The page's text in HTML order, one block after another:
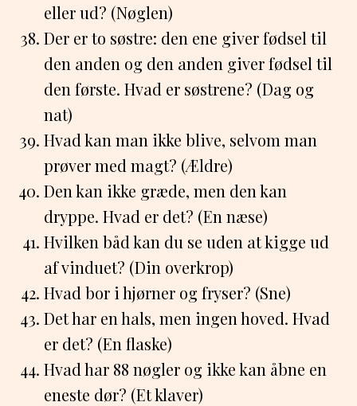
eller ud? (Nøglen)
Der er to søstre: den ene giver fødsel til
den anden og den anden giver fødsel til
den første. Hvad er søstrene? (Dag og
nat)
Hvad kan man ikke blive, selvom man
prøver med magt? (Ældre)
Den kan ikke græde, men den kan
dryppe. Hvad er det? (En næse)
Hvilken båd kan du se uden at kigge ud
af vinduet? (Din overkrop)
Hvad bor i hjørner og fryser? (Sne)
Det har en hals, men ingen hoved. Hvad
er det? (En flaske)
Hvad har 88 nøgler og ikke kan åbne en
eneste dør? (Et klaver)